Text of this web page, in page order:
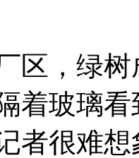
区，绿
着玻璃
者很难